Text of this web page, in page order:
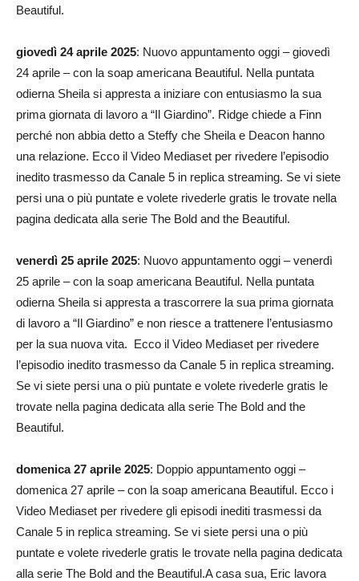
Beautiful.
giovedì 24 aprile 2025: Nuovo appuntamento oggi – giovedì
24 aprile – con la soap americana Beautiful. Nella puntata
odierna Sheila si appresta a iniziare con entusiasmo la sua
prima giornata di lavoro a “Il Giardino”. Ridge chiede a Finn
perché non abbia detto a Steffy che Sheila e Deacon hanno
una relazione. Ecco il Video Mediaset per rivedere l’episodio
inedito trasmesso da Canale 5 in replica streaming. Se vi siete
persi una o più puntate e volete rivederle gratis le trovate nella
pagina dedicata alla serie The Bold and the Beautiful.
venerdì 25 aprile 2025: Nuovo appuntamento oggi – venerdì
25 aprile – con la soap americana Beautiful. Nella puntata
odierna Sheila si appresta a trascorrere la sua prima giornata
di lavoro a “Il Giardino” e non riesce a trattenere l’entusiasmo
per la sua nuova vita. Ecco il Video Mediaset per rivedere
l’episodio inedito trasmesso da Canale 5 in replica streaming.
Se vi siete persi una o più puntate e volete rivederle gratis le
trovate nella pagina dedicata alla serie The Bold and the
Beautiful.
domenica 27 aprile 2025: Doppio appuntamento oggi –
domenica 27 aprile – con la soap americana Beautiful. Ecco i
Video Mediaset per rivedere gli episodi inediti trasmessi da
Canale 5 in replica streaming. Se vi siete persi una o più
puntate e volete rivederle gratis le trovate nella pagina dedicata
alla serie The Bold and the Beautiful.A casa sua, Eric lavora